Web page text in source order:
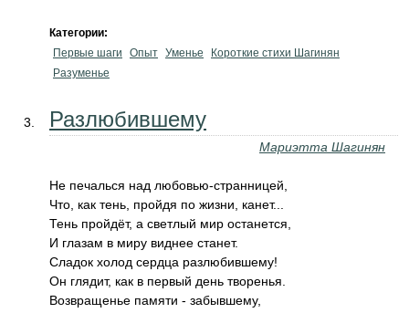
Категории:
Первые шаги
Опыт Уменье
Короткие стихи Шагинян
Разуменье
Разлюбившему
Мариэтта Шагинян
Не печалься над любовью-странницей,
Что, как тень, пройдя по жизни, канет...
Тень пройдёт, а светлый мир останется,
И глазам в миру виднее станет.
Сладок холод сердца разлюбившему!
Он глядит, как в первый день творенья.
Возвращенье памяти - забывшему,